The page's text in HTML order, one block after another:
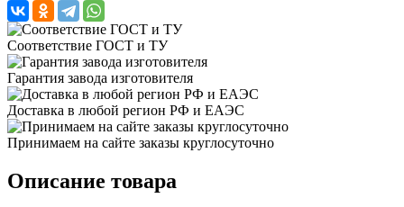
Соответствие ГОСТ и ТУ
Гарантия завода изготовителя
Доставка в любой регион РФ и ЕАЭС
Принимаем на сайте заказы круглосуточно
Описание товара